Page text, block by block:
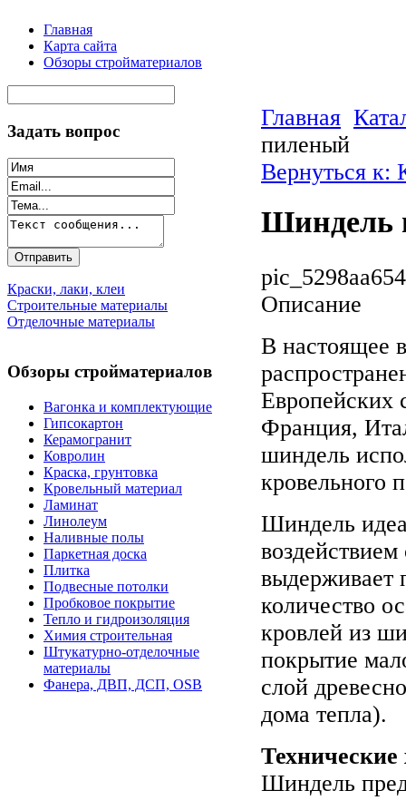
Главная
Карта сайта
Обзоры стройматериалов
Задать вопрос
Краски, лаки, клеи
Строительные материалы
Отделочные материалы
Обзоры стройматериалов
Вагонка и комплектующие
Гипсокартон
Керамогранит
Ковролин
Краска, грунтовка
Кровельный материал
Ламинат
Линолеум
Наливные полы
Паркетная доска
Плитка
Подвесные потолки
Пробковое покрытие
Тепло и гидроизоляция
Химия строительная
Штукатурно-отделочные
материалы
Фанера, ДВП, ДСП, OSB
Главная
пиленый
Вернуться к:
Шиндель
Описание
В настоящее
Европейских
Франция,
шиндель
кровельного
Шиндель
выдерживает
количество
кровлей из
покрытие
слой
дома тепла).
Шиндель